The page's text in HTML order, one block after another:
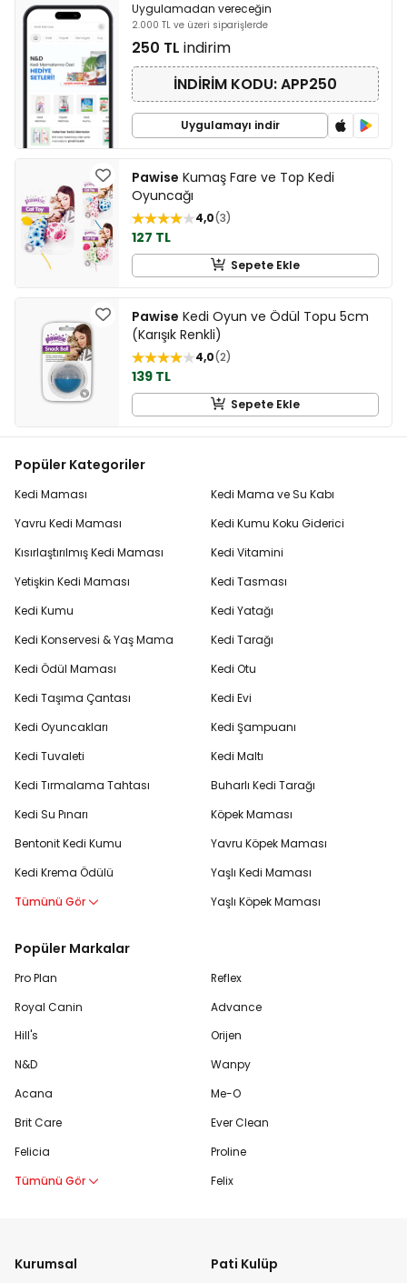
Uygulamadan vereceğin
2.000 TL ve üzeri siparişlerde
250 TL indirim
İNDİRİM KODU: APP250
Uygulamayı indir
Pawise Kumaş Fare ve Top Kedi
Oyuncağı
4,0 3
127 TL
Sepete Ekle
Pawise Kedi Oyun ve Ödül Topu 5cm
(Karışık Renkli)
4,0 2
139 TL
Sepete Ekle
Popüler Kategoriler
Kedi Maması
Yavru Kedi Maması
Kısırlaştırılmış Kedi Maması
Yetişkin Kedi Maması
Kedi Kumu
Kedi Konservesi & Yaş Mama
Kedi Ödül Maması
Kedi Taşıma Çantası
Kedi Oyuncakları
Kedi Tuvaleti
Kedi Tırmalama Tahtası
Kedi Su Pınarı
Bentonit Kedi Kumu
Kedi Krema Ödülü
Tümünü Gör
Kedi Mama ve Su Kabı
Kedi Kumu Koku Giderici
Kedi Vitamini
Kedi Tasması
Kedi Yatağı
Kedi Tarağı
Kedi Otu
Kedi Evi
Kedi Şampuanı
Kedi Maltı
Buharlı Kedi Tarağı
Köpek Maması
Yavru Köpek Maması
Yaşlı Kedi Maması
Yaşlı Köpek Maması
Popüler Markalar
Pro Plan
Royal Canin
Hill's
N&D
Acana
Brit Care
Felicia
Tümünü Gör
Reflex
Advance
Orijen
Wanpy
Me-O
Ever Clean
Proline
Felix
Kurumsal Pati Kulüp